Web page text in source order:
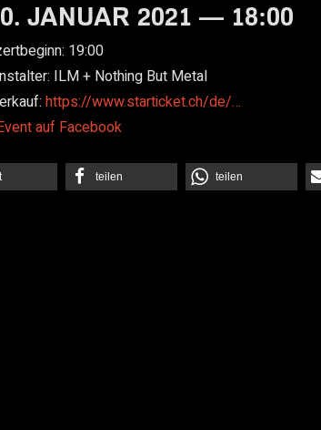
JANUAR 2021 — 18:00
19:00
ILM + Nothing But Metal
https://www.starticket.ch/de/…
auf Facebook
teilen teilen